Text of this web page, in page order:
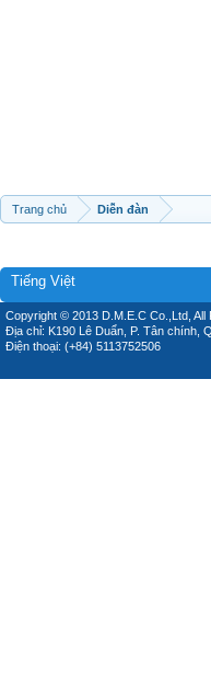
Trang chủ Diễn đàn
Tiếng Việt
Copyright © 2013 D.M.E.C Co.,Ltd, All
Địa chỉ: K190 Lê Duẩn, P. Tân chính,
Điện thoại: (+84) 5113752506